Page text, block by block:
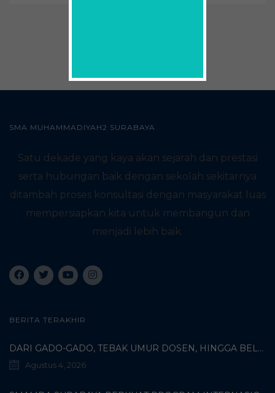
SMA MUHAMMADIYAH2 SURABAYA
Satu dekade yang kaya akan sejarah dan prestasi
serta hubungan baik dengan sekolah sekitarnya
ditambah proses konsultasi dengan masyarakat luas
mempersiapkan kita untuk membangun dan
menjadi lebih baik.
BERITA TERAKHIR
DARI GADO-GADO, TEBAK UMUR DOSEN, HINGGA BELI PECI MUHAMMADIYAH: TERUNGKAPNYA KISAH UNIK 3 MAHASISWA TURKI DI SMAMDA!
Agustus 4, 2026